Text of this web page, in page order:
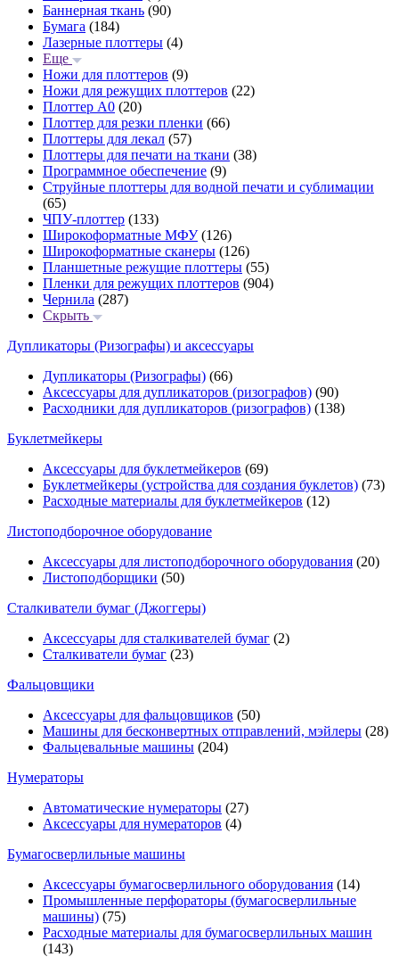
Баннерная ткань (90)
Бумага (184)
Лазерные плоттеры (4)
Еще
Ножи для плоттеров (9)
Ножи для режущих плоттеров (22)
Плоттер А0 (20)
Плоттер для резки пленки (66)
Плоттеры для лекал (57)
Плоттеры для печати на ткани (38)
Программное обеспечение (9)
Струйные плоттеры для водной печати и сублимации
(65)
ЧПУ-плоттер (133)
Широкоформатные МФУ(126)
Широкоформатные сканеры (126)
Планшетные режущие плоттеры (55)
Пленки для режущих плоттеров (904)
Чернила (287)
Скрыть
Дупликаторы (Ризографы) и аксессуары
Дупликаторы (Ризографы) (66)
Аксессуары для дупликаторов (ризографов) (90)
Расходники для дупликаторов (ризографов) (138)
Буклетмейкеры
Аксессуары для буклетмейкеров (69)
Буклетмейкеры (устройства для создания буклетов) (73)
Расходные материалы для буклетмейкеров (12)
Листоподборочное оборудование
Аксессуары для листоподборочного оборудования (20)
Листоподборщики (50)
Сталкиватели бумаг (Джоггеры)
Аксессуары для сталкивателей бумаг (2)
Сталкиватели бумаг (23)
Фальцовщики
Аксессуары для фальцовщиков (50)
Машины для бесконвертных отправлений, мэйлеры (28)
Фальцевальные машины (204)
Нумераторы
Автоматические нумераторы (27)
Аксессуары для нумераторов (4)
Бумагосверлильные машины
Аксессуары бумагосверлильного оборудования (14)
Промышленные перфораторы (бумагосверлильные
машины) (75)
Расходные материалы для бумагосверлильных машин
(143)